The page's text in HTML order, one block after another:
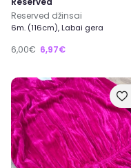
Reserved džinsai
6m. (116cm), Labai gera
6,00€ 6,97€